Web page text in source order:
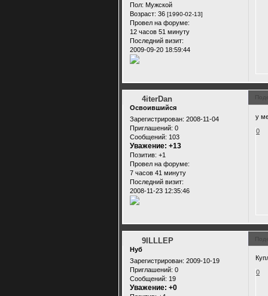
Пол: Мужской
Возраст: 36 [1990-02-13]
Провел на форуме:
12 часов 51 минуту
Последний визит:
2009-09-20 18:59:44
4iterDan
Освоившийся
Зарегистрирован: 2008-11-04
Приглашений: 0
Сообщений: 103
Уважение: +13
Позитив: +1
Провел на форуме:
7 часов 41 минуту
Последний визит:
2008-11-23 12:35:46
у
0
9ILLLEP
Нуб
Зарегистрирован: 2009-10-19
Приглашений: 0
Сообщений: 19
Уважение: +0
0